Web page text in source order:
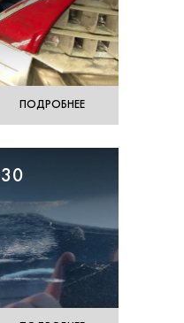
ПОДРОБНЕЕ